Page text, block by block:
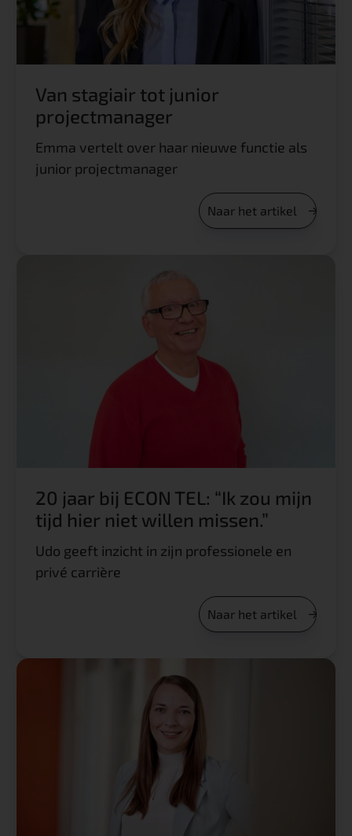
Van stagiair tot junior
projectmanager
Emma vertelt over haar nieuwe functie als
junior projectmanager
Naar het artikel
20 jaar bij ECON TEL: “Ik zou mijn
tijd hier niet willen missen.”
Udo geeft inzicht in zijn professionele en
privé carrière
Naar het artikel